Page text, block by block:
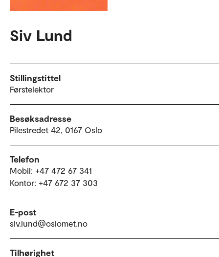
Siv Lund
Stillingstittel
Førstelektor
Besøksadresse
Pilestredet 42, 0167 Oslo
Telefon
Mobil: +47 472 67 341
Kontor: +47 672 37 303
E-post
siv.lund@oslomet.no
Tilhørighet